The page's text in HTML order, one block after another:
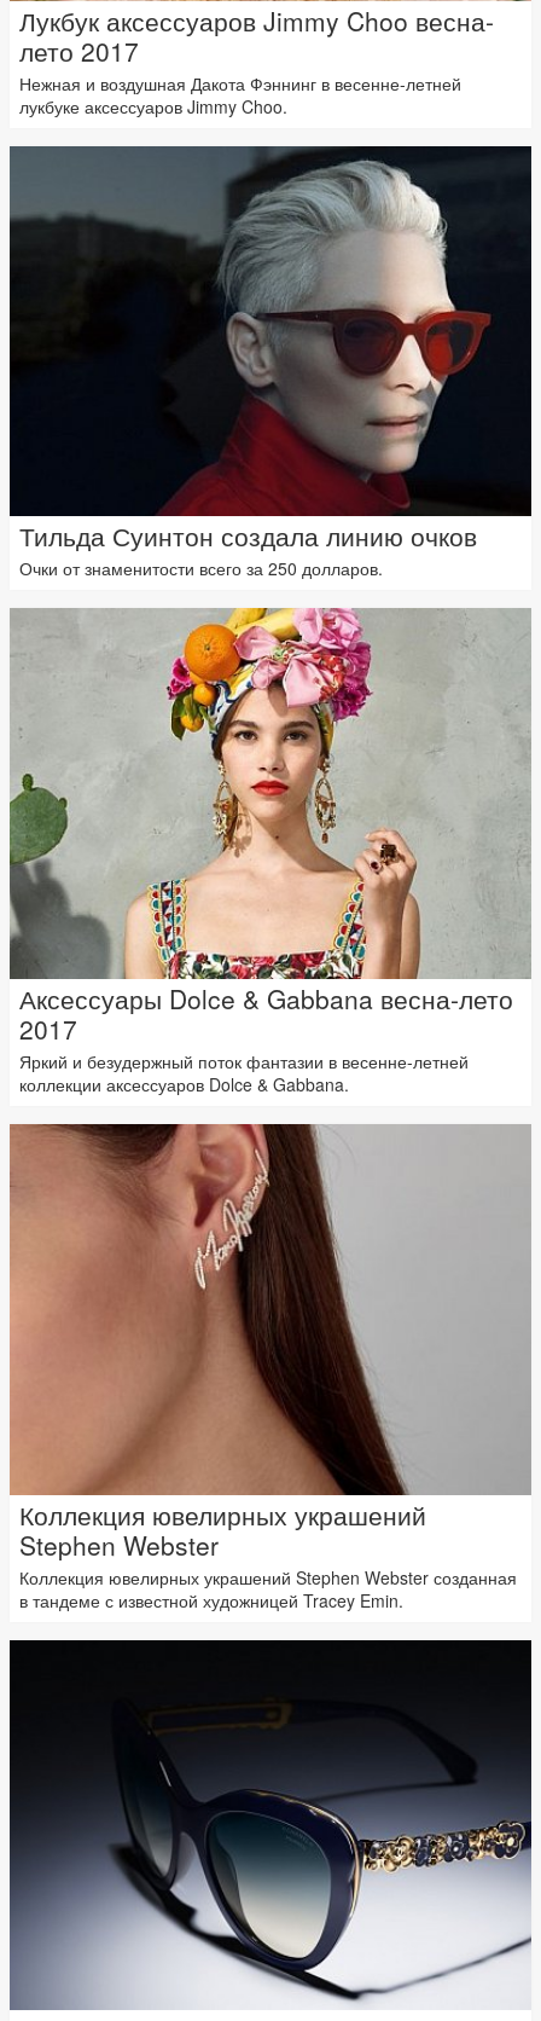
Лукбук аксессуаров Jimmy Choo весна-
лето 2017
Нежная и воздушная Дакота Фэннинг в весенне-летней
лукбуке аксессуаров Jimmy Choo.
Тильда Суинтон создала линию очков
Очки от знаменитости всего за 250 долларов.
Аксессуары Dolce & Gabbana весна-лето
2017
Яркий и безудержный поток фантазии в весенне-летней
коллекции аксессуаров Dolce & Gabbana.
Коллекция ювелирных украшений
Stephen Webster
Коллекция ювелирных украшений Stephen Webster созданная
в тандеме с известной художницей Tracey Emin.